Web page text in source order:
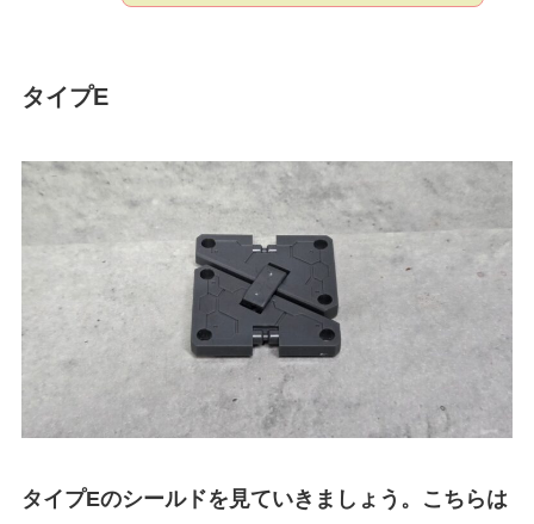
タイプE
タイプEのシールドを見ていきましょう。こちらは